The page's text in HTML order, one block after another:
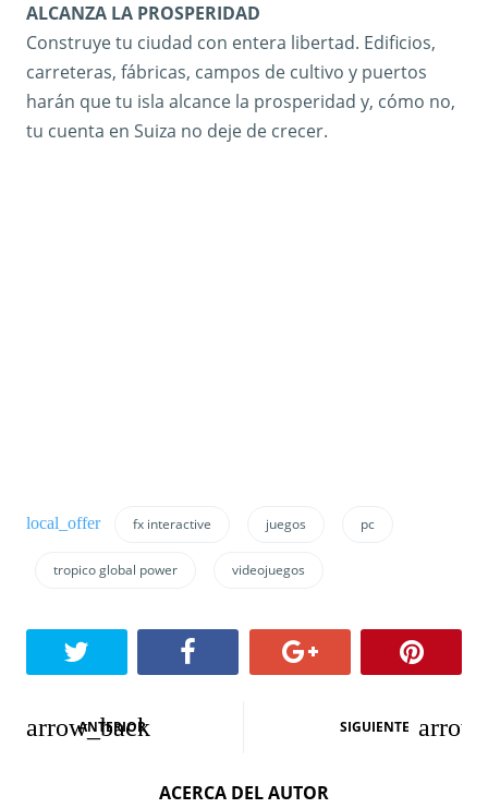
ALCANZA LA PROSPERIDAD
Construye tu ciudad con entera libertad. Edificios,
carreteras, fábricas, campos de cultivo y puertos
harán que tu isla alcance la prosperidad y, cómo no,
tu cuenta en Suiza no deje de crecer.
fx interactive juegos pc
tropico global power videojuegos
N
ANTERIOR SIGUIENTE
ACERCA DEL AUTOR